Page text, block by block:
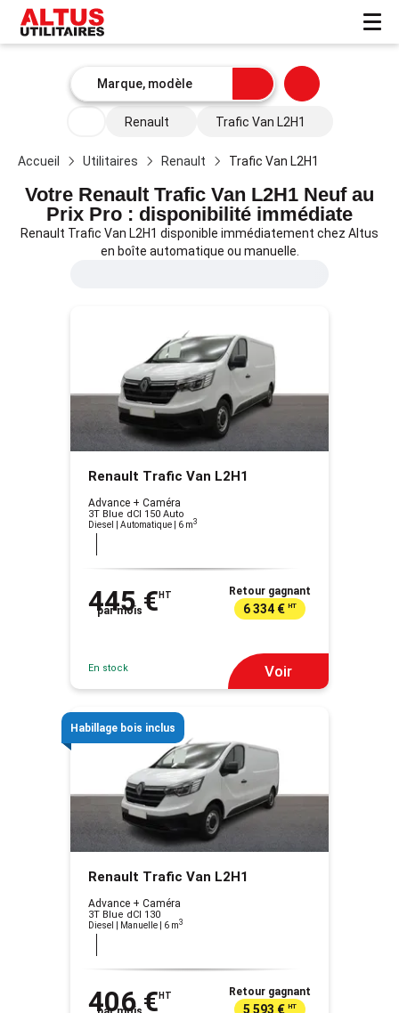
Renault Trafic Van L2H1
Accueil Utilitaires Renault Trafic Van L2H1
Votre Renault Trafic Van L2H1 Neuf au
Prix Pro : disponibilité immédiate
Renault Trafic Van L2H1 disponible immédiatement chez Altus
en boîte automatique ou manuelle.
Renault Trafic Van L2H1
Advance + Caméra
3T Blue dCI 150 Auto
Diesel | Automatique | 6 m3
445 € HT
par mois
Retour gagnant
6 334 € HT
En stock Voir
Habillage bois inclus
Renault Trafic Van L2H1
Advance + Caméra
3T Blue dCI 130
Diesel | Manuelle | 6 m3
406 € HT Retour gagnant
5 593 € HT